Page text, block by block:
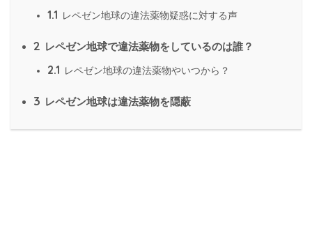
1.1 レペゼン地球の違法薬物疑惑に対する声
2 レペゼン地球で違法薬物をしているのは誰？
2.1 レペゼン地球の違法薬物やいつから？
3 レペゼン地球は違法薬物を隠蔽